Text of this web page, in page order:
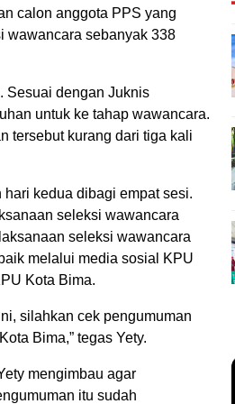
calon anggota PPS yang
wawancara sebanyak 338
Sesuai dengan Juknis
untuk ke tahap wawancara.
tersebut kurang dari tiga kali
kedua dibagi empat sesi.
seleksi wawancara
seleksi wawancara
melalui media sosial KPU
Kota Bima.
silahkan cek pengumuman
Bima,” tegas Yety.
mengimbau agar
itu sudah